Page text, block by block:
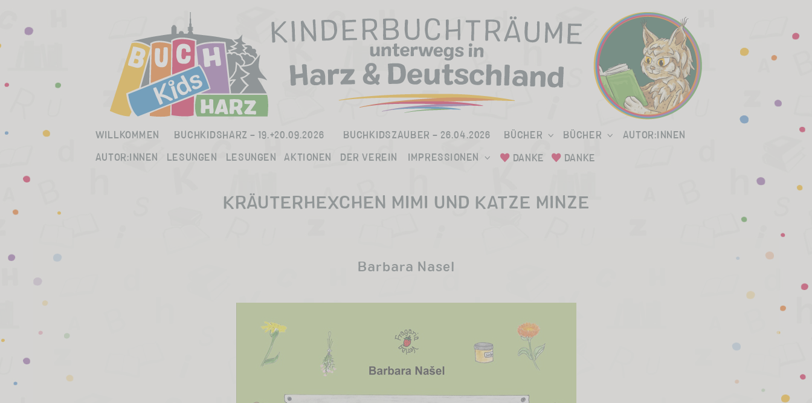
WILLKOMMEN BUCHKIDSHARZ – 19.+20.09.2026 BUCHKIDSZAUBER – 26.04.2026 BÜCHER BÜCHER AUTOR:INNEN
AUTOR:INNEN LESUNGEN LESUNGEN AKTIONEN DER VEREIN IMPRESSIONEN DANKE DANKE
KRÄUTERHEXCHEN MIMI UND KATZE MINZE
Barbara Nasel